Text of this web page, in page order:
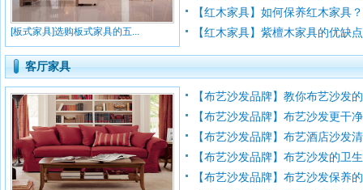
[板式家具]选购板式家具的五...
【红木家具】如何保养红木家具
【红木家具】紫檀木家具的优缺
客厅家具
【布艺沙发品牌】教你布艺沙发
【布艺沙发品牌】布艺沙发更干
【布艺沙发品牌】布艺酒店沙发
【布艺沙发品牌】布艺沙发的卫
【布艺沙发品牌】布艺沙发保养